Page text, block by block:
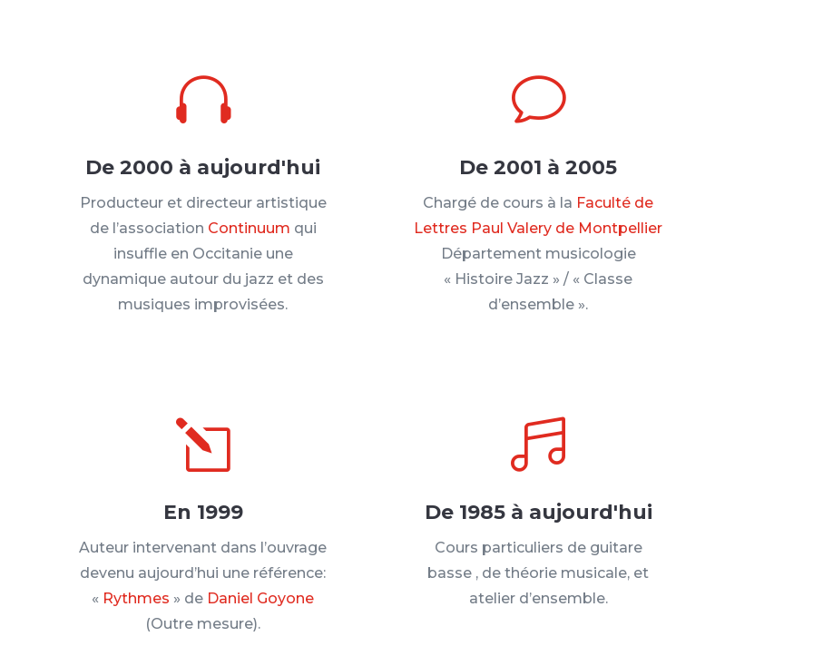

De 2000 à aujourd'hui
Producteur et directeur artistique
de l’association Continuum qui
insuffle en Occitanie une
dynamique autour du jazz et des
musiques improvisées.
v
De 2001 à 2005
Chargé de cours à la Faculté de
Lettres Paul Valery de Montpellier
Département musicologie
« Histoire Jazz » / « Classe
d’ensemble ».
l
En 1999
Auteur intervenant dans l’ouvrage
devenu aujourd’hui une référence:
« Rythmes » de Daniel Goyone
(Outre mesure).

De 1985 à aujourd'hui
Cours particuliers de guitare
basse , de théorie musicale, et
atelier d’ensemble.